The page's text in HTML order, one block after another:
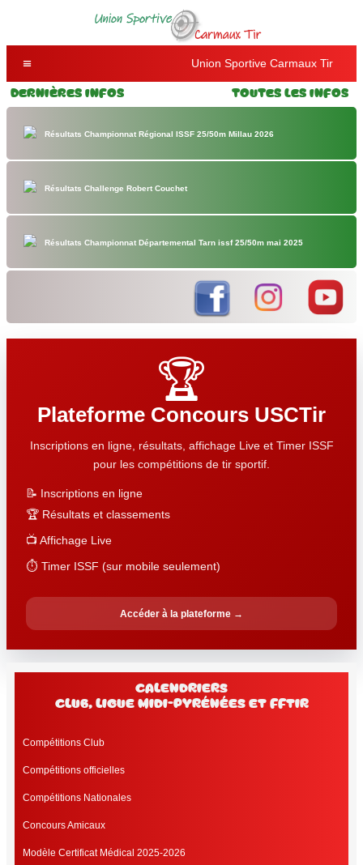
Union Sportive Carmaux Tir
Dernières Infos Toutes les Infos
Résultats Championnat Régional ISSF 25/50m Millau 2026
Résultats Challenge Robert Couchet
Résultats Championnat Départemental Tarn issf 25/50m mai 2025
🏆
Plateforme Concours USCTir
Inscriptions en ligne, résultats, affichage Live et Timer ISSF
pour les compétitions de tir sportif.
📝 Inscriptions en ligne
🏆 Résultats et classements
📺 Affichage Live
⏱️ Timer ISSF (sur mobile seulement)
Accéder à la plateforme →
Calendriers
club, Ligue Midi-Pyrénées et FFtir
Compétitions Club
Compétitions officielles
Compétitions Nationales
Concours Amicaux
Modèle Certificat Médical 2025-2026